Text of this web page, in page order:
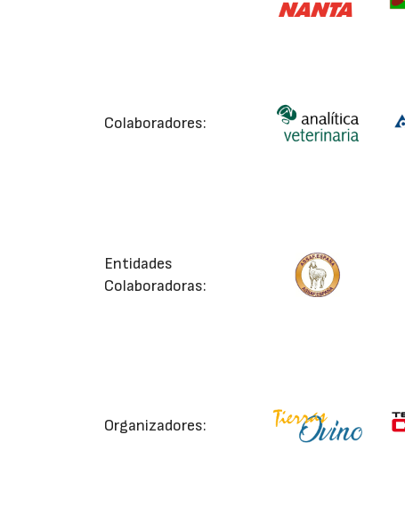
Colaboradores:
Entidades
Colaboradoras:
Organizadores: